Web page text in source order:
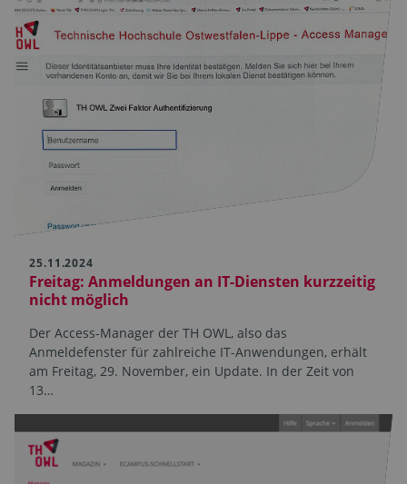
25.11.2024
Freitag: Anmeldungen an IT-Diensten kurzzeitig
nicht möglich
Der Access-Manager der TH OWL, also das
Anmeldefenster für zahlreiche IT-Anwendungen, erhält
am Freitag, 29. November, ein Update. In der Zeit von
13…